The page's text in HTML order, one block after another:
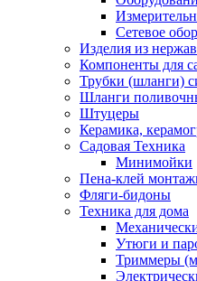
Сетевое
Изделия из
Компоненты для
Трубки (шланги)
Шланги
Штуцеры
Керамика,
Садовая Техника
Минимойки
Пена-клей
Фляги-бидоны
Техника для дома
Утюги и
Триммеры